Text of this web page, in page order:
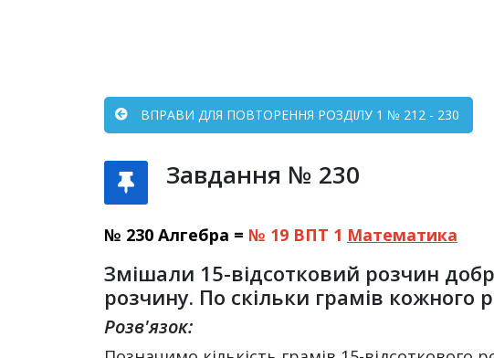
ВПРАВИ ДЛЯ ПОВТОРЕННЯ РОЗДІЛУ 1 № 212 - 230
Завдання № 230
№ 230 Алгебра = № 19 ВПТ 1 Математика
Змішали 15-відсотковий розчин
розчину. По скільки грамів кожного
Розв'язок: